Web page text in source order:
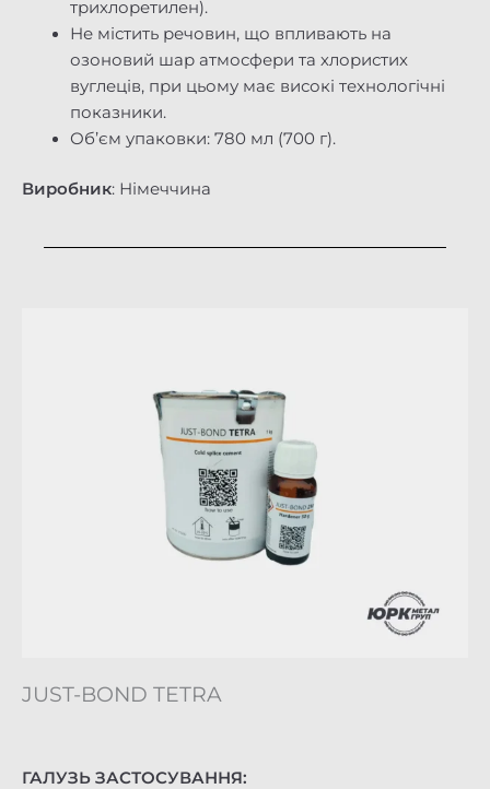
трихлоретилен).
Не містить речовин, що впливають на
озоновий шар атмосфери та хлористих
вуглеців, при цьому має високі технологічні
показники.
Об’єм упаковки: 780 мл (700 г).
Виробник: Німеччина
JUST-BOND TETRA
ГАЛУЗЬ ЗАСТОСУВАННЯ: